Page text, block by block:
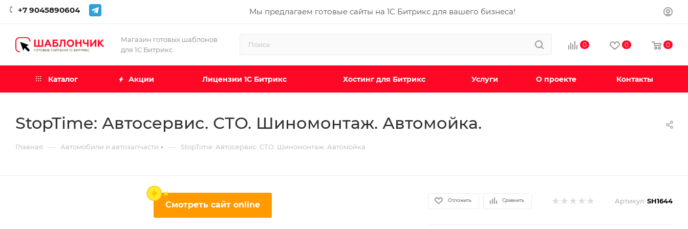
+7 9045890604 Мы предлагаем готовые сайты на 1С Битрикс для вашего бизнеса!
Магазин готовых шаблонов
для 1С Битрикс
0 0 0
Каталог Акции Лицензии 1С Битрикс Хостинг для Битрикс Услуги О проекте Контакты
StopTime: Автосервис. СТО. Шиномонтаж. Автомойка.
Главная — Автомобили и автозапчасти — StopTime: Автосервис. СТО. Шиномонтаж. Автомойка.
Смотреть сайт online Отложить Сравнить Артикул: SH1644